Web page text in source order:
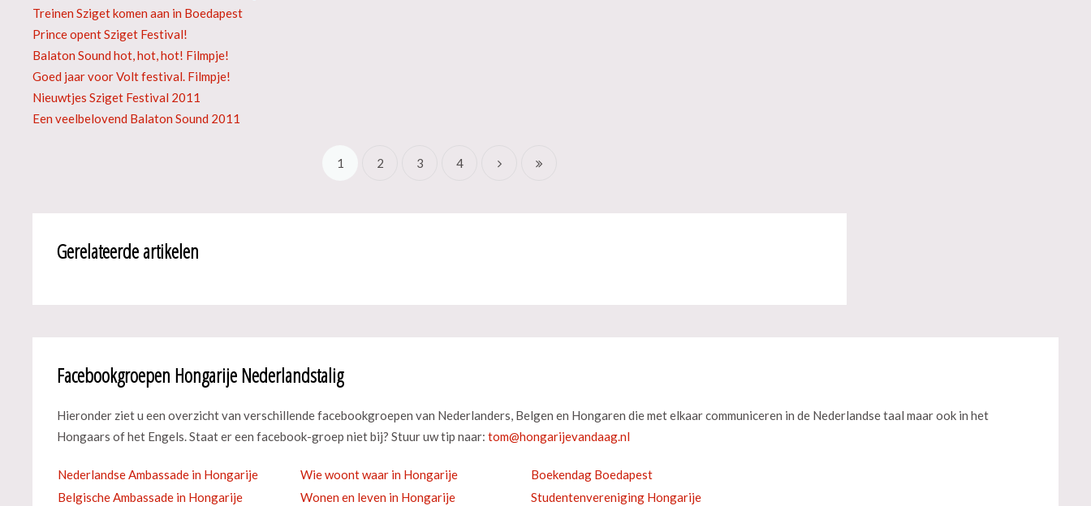
Treinen Sziget komen aan in Boedapest
Prince opent Sziget Festival!
Balaton Sound hot, hot, hot! Filmpje!
Goed jaar voor Volt festival. Filmpje!
Nieuwtjes Sziget Festival 2011
Een veelbelovend Balaton Sound 2011
1 2 3 4
Gerelateerde artikelen
Facebookgroepen Hongarije Nederlandstalig
Hieronder ziet u een overzicht van verschillende facebookgroepen van Nederlanders, Belgen en Hongaren die met elkaar communiceren in de Nederlandse taal maar ook in het
Hongaars of het Engels. Staat er een facebook-groep niet bij? Stuur uw tip naar:
Nederlandse Ambassade in Hongarije Wie woont waar in Hongarije
Boekendag Boedapest
Belgische Ambassade in Hongarije
Wonen en leven in Hongarije Studentenvereniging Hongarije